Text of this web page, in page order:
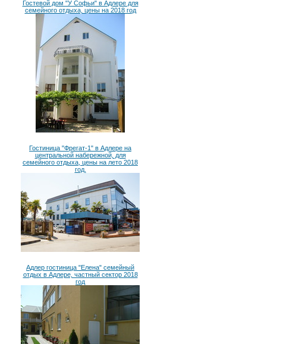
Гостевой дом "У Софьи" в Адлере для
семейного отдыха, цены на 2018 год
Гостиница "Фрегат-1" в Адлере на
центральной набережной, для
семейного отдыха, цены на лето 2018
год.
Адлер гостиница "Елена" семейный
отдых в Адлере, частный сектор 2018
год